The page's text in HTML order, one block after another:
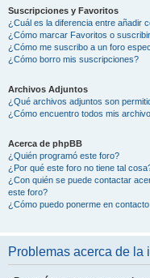
Suscripciones y Favoritos
¿Cuál es la diferencia entre añadir
¿Cómo marcar Favoritos o
¿Cómo me suscribo a un foro
¿Cómo borro mis suscripciones?
Archivos Adjuntos
¿Qué archivos adjuntos son
¿Cómo encuentro todos mis
Acerca de phpBB
¿Quién programó este foro?
¿Por qué este foro no tiene tal
¿Con quién se puede contactar
este foro?
¿Cómo puedo ponerme en
Problemas acerca de la